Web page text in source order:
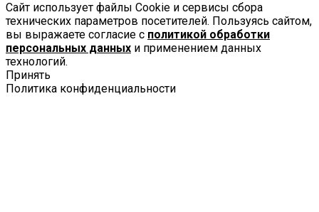
Сайт использует файлы Cookie и сервисы сбора
технических параметров посетителей. Пользуясь сайтом,
вы выражаете согласие с политикой обработки
персональных данных и применением данных
технологий.
Принять
Политика конфиденциальности